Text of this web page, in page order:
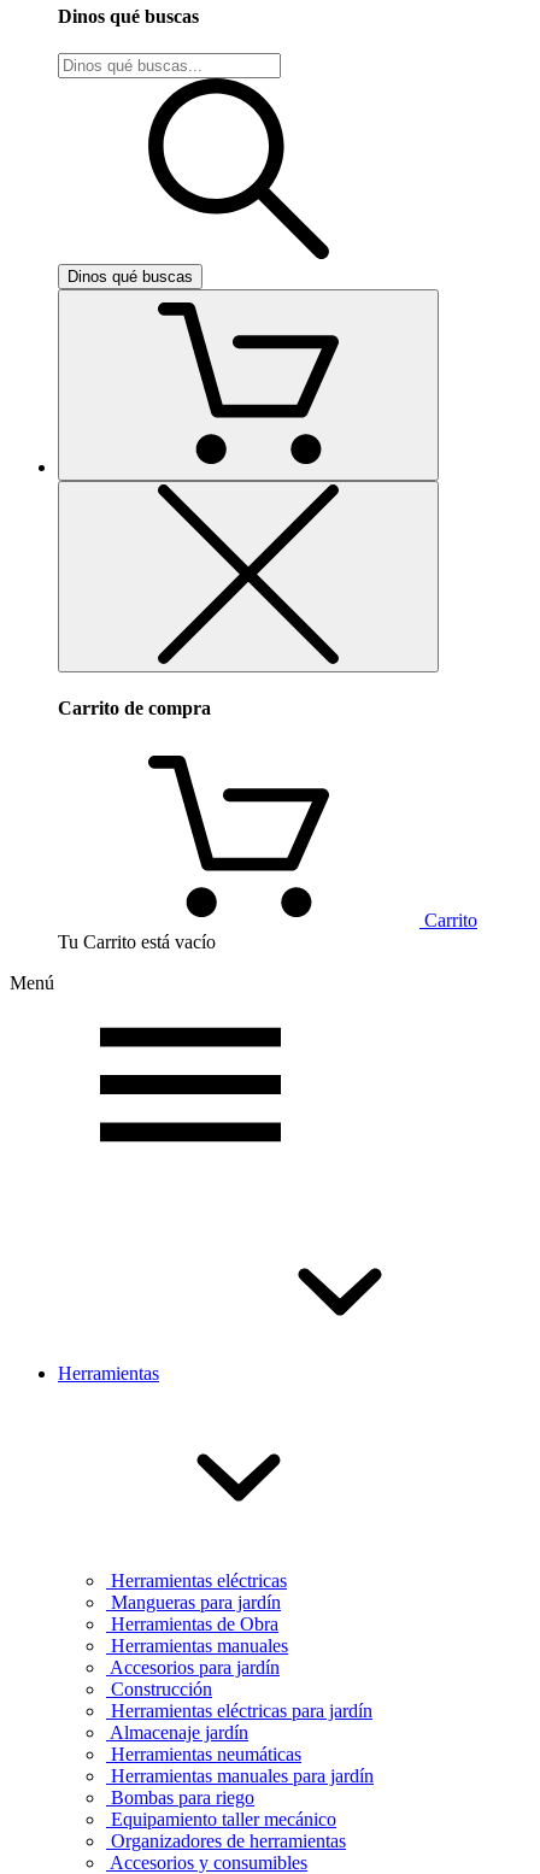
Dinos qué buscas
Dinos qué buscas
Carrito de compra
Carrito
Tu Carrito está vacío
Menú
Herramientas
Herramientas eléctricas
Mangueras para jardín
Herramientas de Obra
Herramientas manuales
Accesorios para jardín
Construcción
Herramientas eléctricas para jardín
Almacenaje jardín
Herramientas neumáticas
Herramientas manuales para jardín
Bombas para riego
Equipamiento taller mecánico
Organizadores de herramientas
Accesorios y consumibles